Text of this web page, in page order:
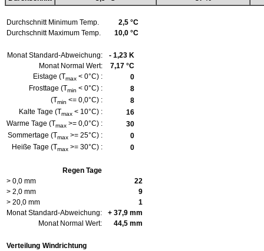
Durchschnitt Minimum Temp.
2,5 °C
Durchschnitt Maximum Temp.
10,0 °C
Monat Standard-Abweichung:
- 1,23 K
Monat Normal Wert:
7,17 °C
Eistage (Tmax < 0°C) :
0
Frosttage (Tmin < 0°C) :
8
(Tmin <= 0,0°C) :
8
Kalte Tage (Tmax < 10°C) :
16
Warme Tage (Tmax >= 0,0°C) :
30
Sommertage (Tmax >= 25°C) :
0
Heiße Tage (Tmax >= 30°C) : 0
Regen Tage
> 0,0 mm
22
> 2,0 mm
9
> 20,0 mm
1
Monat Standard-Abweichung:
+ 37,9 mm
Monat Normal Wert:
44,5 mm
Verteilung Windrichtung